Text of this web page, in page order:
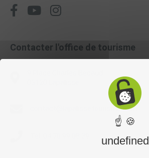
Contacter l'office de tourisme
contact@lapalissetourisme.com
☝ 🍪
undefined